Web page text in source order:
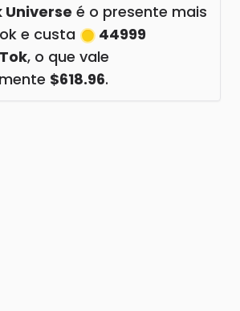
Universe é o presente mais
e custa
44999
, o que vale
$618.96.